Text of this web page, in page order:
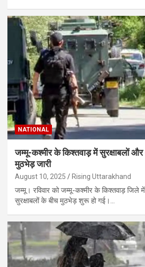
NATIONAL
जम्मू-कश्मीर के किश्तवाड़ में सुरक्षाबलों
मुठभेड़ जारी
August 10, 2025 Rising Uttarakhand
जम्मू। रविवार को जम्मू-कश्मीर के किश्तवाड़ जिले
सुरक्षाबलों के बीच मुठभेड़ शुरू हो गई।…